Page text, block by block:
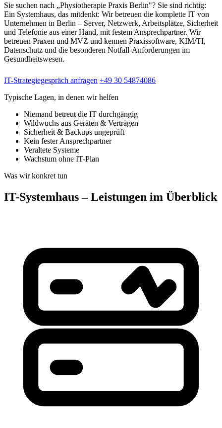
Sie suchen nach „Physiotherapie Praxis Berlin"? Sie sind richtig:
Ein Systemhaus, das mitdenkt: Wir betreuen die komplette IT von
Unternehmen in Berlin – Server, Netzwerk, Arbeitsplätze, Sicherheit
und Telefonie aus einer Hand, mit festem Ansprechpartner. Wir
betreuen Praxen und MVZ und kennen Praxissoftware, KIM/TI,
Datenschutz und die besonderen Notfall-Anforderungen im
Gesundheitswesen.
IT-Strategiegespräch anfragen +49 30 54874086
Typische Lagen, in denen wir helfen
Niemand betreut die IT durchgängig
Wildwuchs aus Geräten & Verträgen
Sicherheit & Backups ungeprüft
Kein fester Ansprechpartner
Veraltete Systeme
Wachstum ohne IT-Plan
Was wir konkret tun
IT-Systemhaus – Leistungen im Überblick